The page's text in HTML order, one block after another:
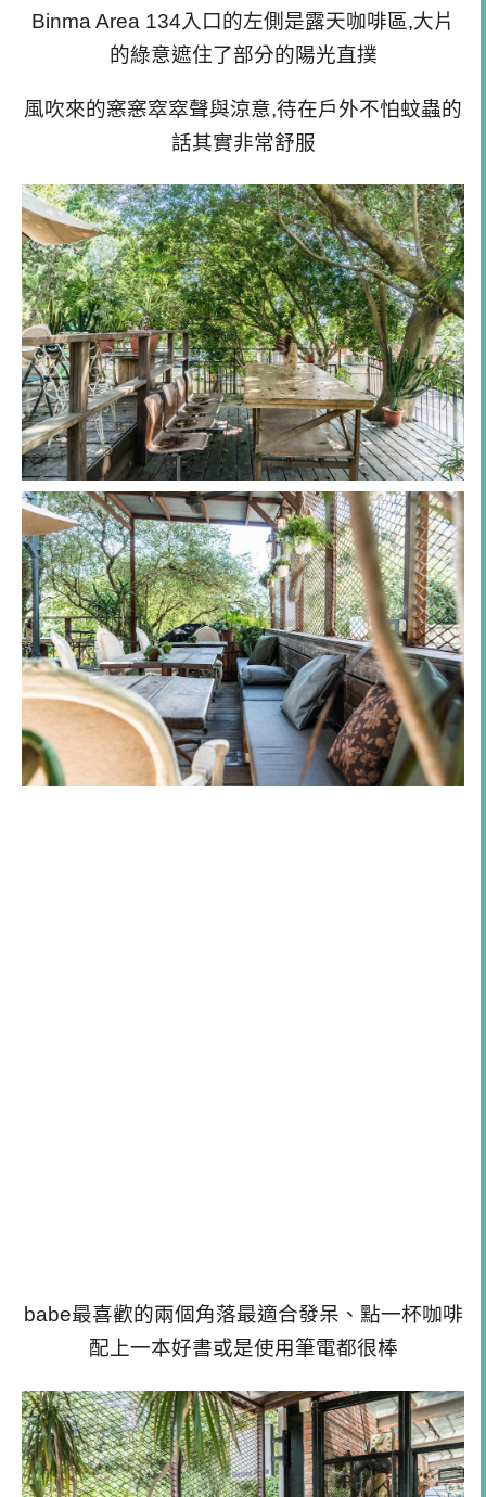
Binma Area 134入口的左側是露天咖啡區,大片
的綠意遮住了部分的陽光直撲
風吹來的窸窸窣窣聲與涼意,待在戶外不怕蚊蟲的
話其實非常舒服
babe最喜歡的兩個角落最適合發呆、點一杯咖啡
配上一本好書或是使用筆電都很棒